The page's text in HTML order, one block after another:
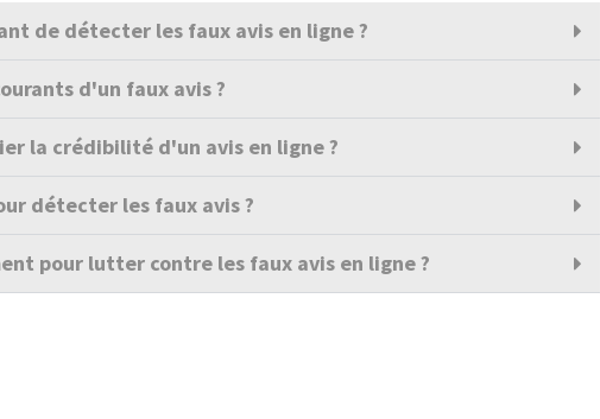
de détecter les faux avis en ligne ?
d'un faux avis ?
la crédibilité d'un avis en ligne ?
détecter les faux avis ?
pour lutter contre les faux avis en ligne ?